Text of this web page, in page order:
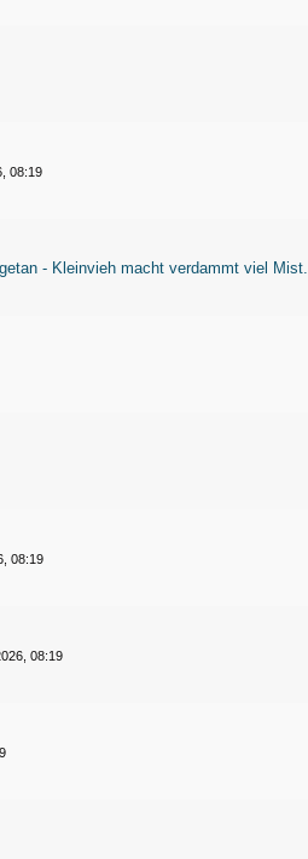
08:19
- Kleinvieh macht verdammt viel Mist.
08:19
08:19